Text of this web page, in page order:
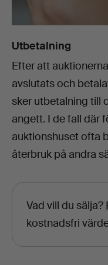
Utbetalning
Efter att
avslutats och
sker utbetalning till
angett. I de fall där
auktionshuset ofta
återbruk på andra
Vad vill du sälja?
kostnadsfri